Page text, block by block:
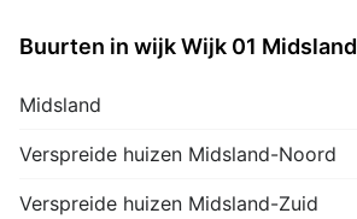
Fryslân 2026
Buurten in wijk Wijk 01 Midsland
Midsland
Verspreide huizen Midsland-Noord
Verspreide huizen Midsland-Zuid